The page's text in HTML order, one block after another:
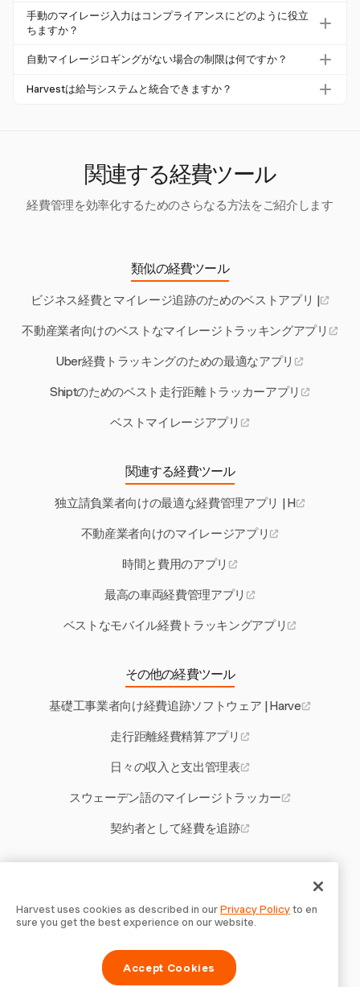
キングが正確で特定のタスクに関連するものとなり、経費
管理と払い戻しがスムーズになります。
域でも時間とマイレージのデータがキャプチャされ、リ
モートで作業するチームにとって信頼できるツールとなり
ます。
時間と経費のトラッキングを統合することで、企業は払い
戻しプロセスを効率化し、管理負担を軽減できます。すべ
証し、エラーや払い戻しに関する争いを最小限に抑えま
手動のマイレージ入力はコンプライアンスにどのように役立
ちますか？
手動入力はより多くの努力を要しますが、企業がデータを
とを可能にします。これにより、IRSやその他の規制要件
自動マイレージロギングがない場合の制限は何ですか？
自動マイレージロギングがない場合、ユーザーはマイレー
Harvestは給与システムと統合できますか？
証します。関連する経費ツール
経費管理を効率化するためのさらなる方法をご紹介します
類似の経費ツール
ビジネス経費とマイレージ追跡のためのベストアプリ |
不動産業者向けのベストなマイレージトラッキングアプリ
Uber経費トラッキングのための最適なアプリ
Shiptのためのベスト走行距離トラッカーアプリ
ベストマイレージアプリ
関連する経費ツール
独立請負業者向けの最適な経費管理アプリ | H
不動産業者向けのマイレージアプリ
時間と費用のアプリ
最高の車両経費管理アプリ
ベストなモバイル経費トラッキングアプリ
その他の経費ツール
基礎工事業者向け経費追跡ソフトウェア | Harve
走行距離経費精算アプリ
日々の収入と支出管理表
スウェーデン語のマイレージトラッカー
契約者として経費を追跡
食品ビジネスの適正利益率とは
タイ向け領収書生成ツール
Harvest uses cookies as described in ourPrivacy Policyto en
sure you get the best experience on our website.
Accept Cookies